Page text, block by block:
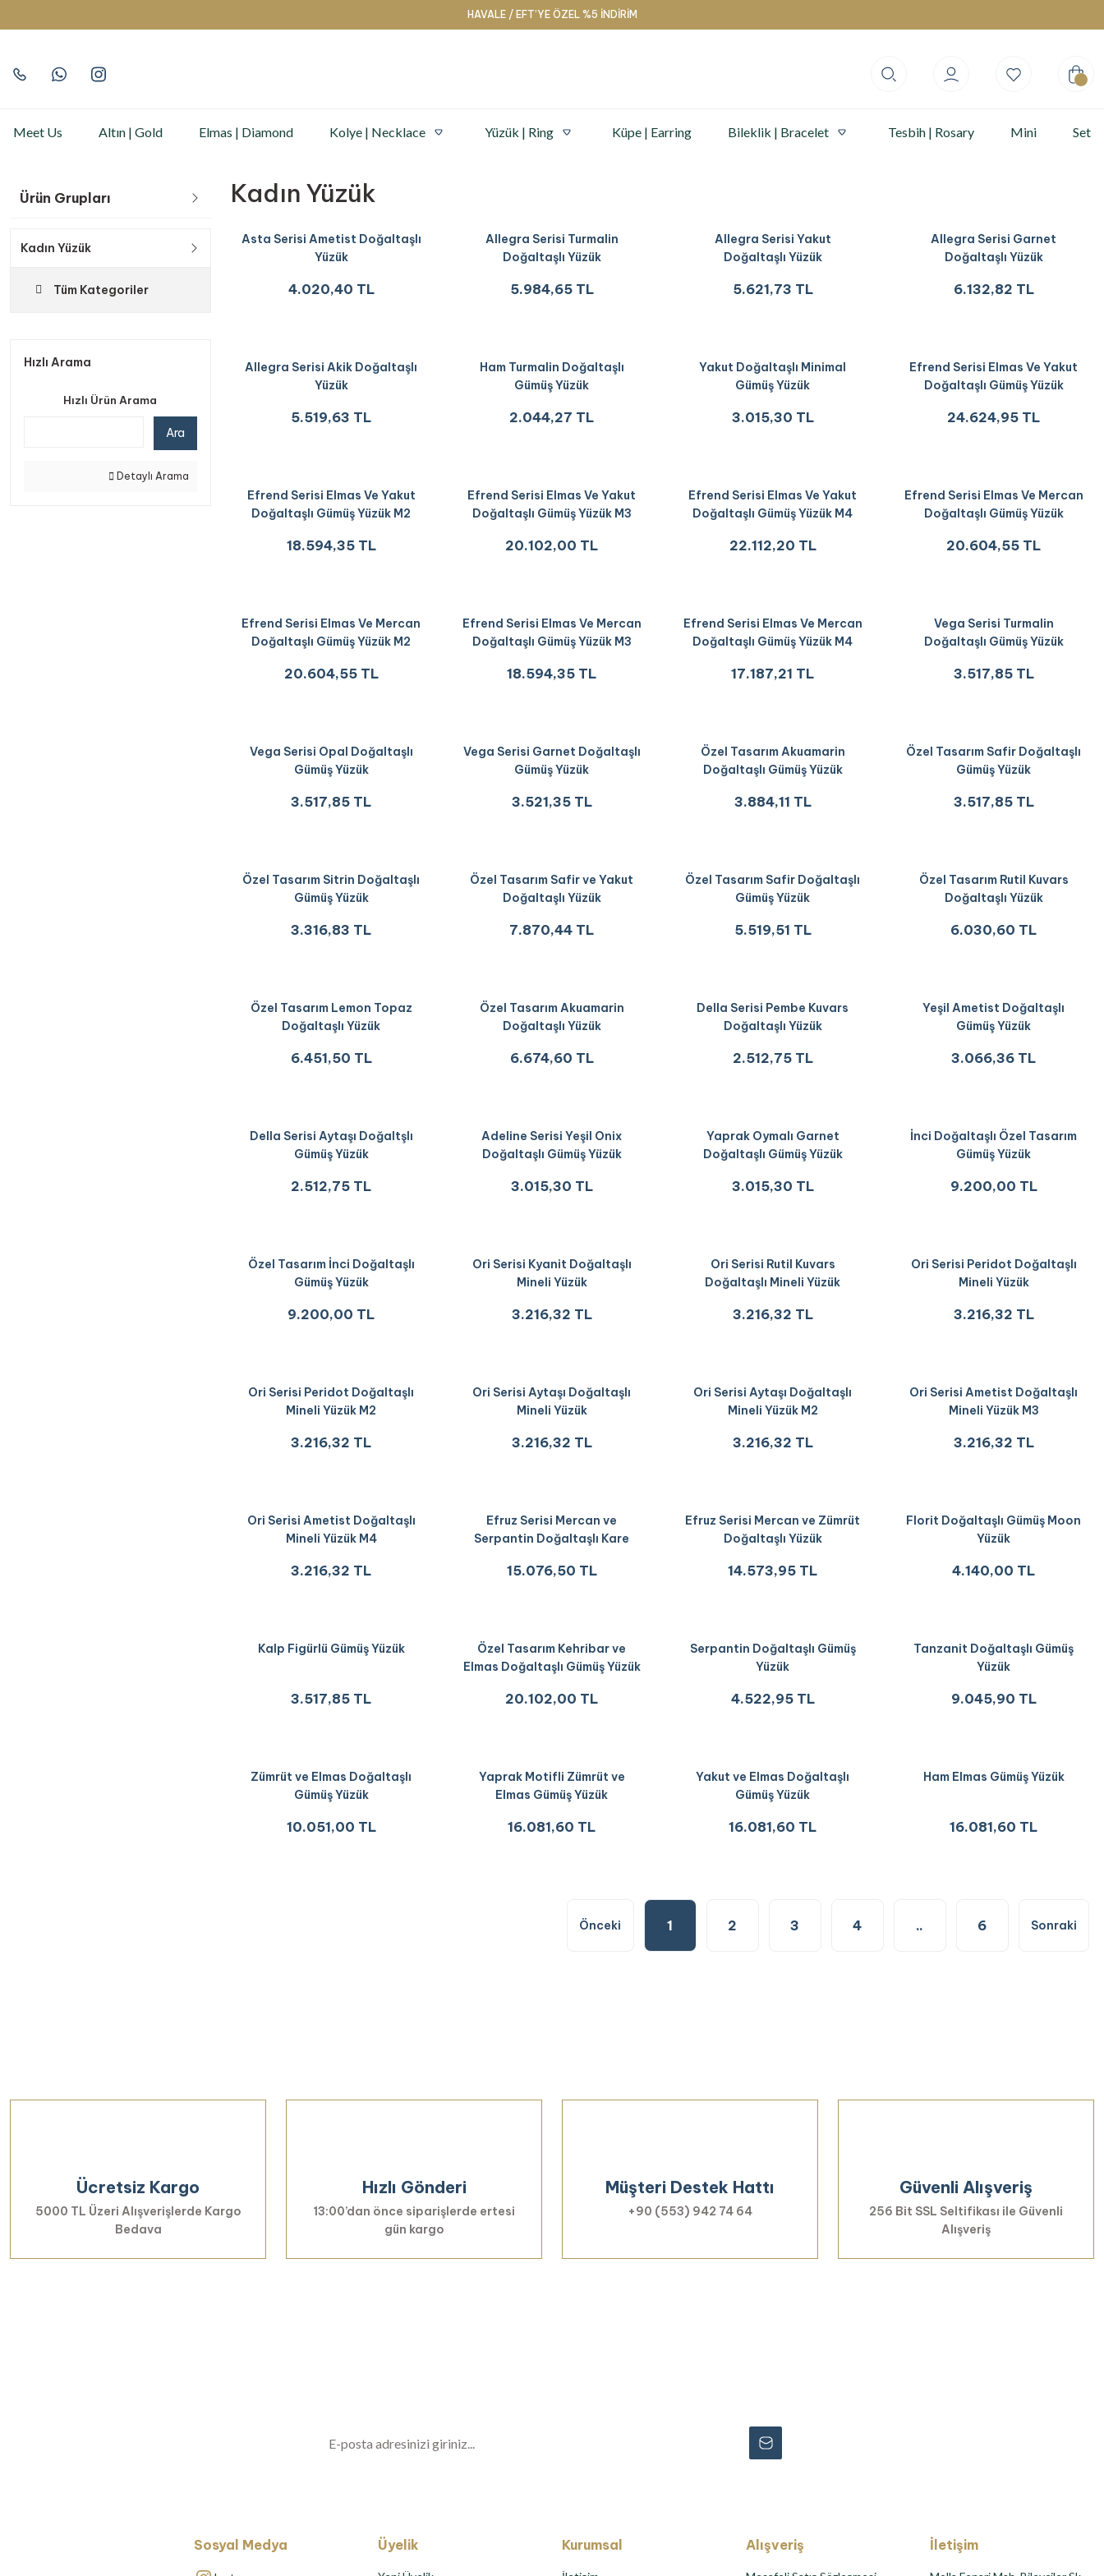
HAVALE / EFT’YE ÖZEL %5 İNDİRİM
Meet Us Altın | Gold Elmas | Diamond Kolye | Necklace Yüzük | Ring Küpe | Earring Bileklik | Bracelet Tesbih | Rosary Mini Set
Ürün Grupları
Kadın Yüzük
Tüm Kategoriler
Hızlı Arama
Hızlı Ürün Arama
Ara
Detaylı Arama
Kadın Yüzük
Asta Serisi Ametist Doğaltaşlı
Yüzük
4.020,40 TL
Allegra Serisi Turmalin
Doğaltaşlı Yüzük
5.984,65 TL
Allegra Serisi Yakut
Doğaltaşlı Yüzük
5.621,73 TL
Allegra Serisi Garnet
Doğaltaşlı Yüzük
6.132,82 TL
Allegra Serisi Akik Doğaltaşlı
Yüzük
5.519,63 TL
Ham Turmalin Doğaltaşlı
Gümüş Yüzük
2.044,27 TL
Yakut Doğaltaşlı Minimal
Gümüş Yüzük
3.015,30 TL
Efrend Serisi Elmas Ve Yakut
Doğaltaşlı Gümüş Yüzük
24.624,95 TL
Efrend Serisi Elmas Ve Yakut
Doğaltaşlı Gümüş Yüzük M2
18.594,35 TL
Efrend Serisi Elmas Ve Yakut
Doğaltaşlı Gümüş Yüzük M3
20.102,00 TL
Efrend Serisi Elmas Ve Yakut
Doğaltaşlı Gümüş Yüzük M4
22.112,20 TL
Efrend Serisi Elmas Ve Mercan
Doğaltaşlı Gümüş Yüzük
20.604,55 TL
Efrend Serisi Elmas Ve Mercan
Doğaltaşlı Gümüş Yüzük M2
20.604,55 TL
Efrend Serisi Elmas Ve Mercan
Doğaltaşlı Gümüş Yüzük M3
18.594,35 TL
Efrend Serisi Elmas Ve Mercan
Doğaltaşlı Gümüş Yüzük M4
17.187,21 TL
Vega Serisi Turmalin
Doğaltaşlı Gümüş Yüzük
3.517,85 TL
Vega Serisi Opal Doğaltaşlı
Gümüş Yüzük
3.517,85 TL
Vega Serisi Garnet Doğaltaşlı
Gümüş Yüzük
3.521,35 TL
Özel Tasarım Akuamarin
Doğaltaşlı Gümüş Yüzük
3.884,11 TL
Özel Tasarım Safir Doğaltaşlı
Gümüş Yüzük
3.517,85 TL
Özel Tasarım Sitrin Doğaltaşlı
Gümüş Yüzük
3.316,83 TL
Özel Tasarım Safir ve Yakut
Doğaltaşlı Yüzük
7.870,44 TL
Özel Tasarım Safir Doğaltaşlı
Gümüş Yüzük
5.519,51 TL
Özel Tasarım Rutil Kuvars
Doğaltaşlı Yüzük
6.030,60 TL
Özel Tasarım Lemon Topaz
Doğaltaşlı Yüzük
6.451,50 TL
Özel Tasarım Akuamarin
Doğaltaşlı Yüzük
6.674,60 TL
Della Serisi Pembe Kuvars
Doğaltaşlı Yüzük
2.512,75 TL
Yeşil Ametist Doğaltaşlı
Gümüş Yüzük
3.066,36 TL
Della Serisi Aytaşı Doğaltşlı
Gümüş Yüzük
2.512,75 TL
Adeline Serisi Yeşil Onix
Doğaltaşlı Gümüş Yüzük
3.015,30 TL
Yaprak Oymalı Garnet
Doğaltaşlı Gümüş Yüzük
3.015,30 TL
İnci Doğaltaşlı Özel Tasarım
Gümüş Yüzük
9.200,00 TL
Özel Tasarım İnci Doğaltaşlı
Gümüş Yüzük
9.200,00 TL
Ori Serisi Kyanit Doğaltaşlı
Mineli Yüzük
3.216,32 TL
Ori Serisi Rutil Kuvars
Doğaltaşlı Mineli Yüzük
3.216,32 TL
Ori Serisi Peridot Doğaltaşlı
Mineli Yüzük
3.216,32 TL
Ori Serisi Peridot Doğaltaşlı
Mineli Yüzük M2
3.216,32 TL
Ori Serisi Aytaşı Doğaltaşlı
Mineli Yüzük
3.216,32 TL
Ori Serisi Aytaşı Doğaltaşlı
Mineli Yüzük M2
3.216,32 TL
Ori Serisi Ametist Doğaltaşlı
Mineli Yüzük M3
3.216,32 TL
Ori Serisi Ametist Doğaltaşlı
Mineli Yüzük M4
3.216,32 TL
Efruz Serisi Mercan ve
Serpantin Doğaltaşlı Kare
15.076,50 TL
Efruz Serisi Mercan ve Zümrüt
Doğaltaşlı Yüzük
14.573,95 TL
Florit Doğaltaşlı Gümüş Moon
Yüzük
4.140,00 TL
Kalp Figürlü Gümüş Yüzük
3.517,85 TL
Özel Tasarım Kehribar ve
Elmas Doğaltaşlı Gümüş Yüzük
20.102,00 TL
Serpantin Doğaltaşlı Gümüş
Yüzük
4.522,95 TL
Tanzanit Doğaltaşlı Gümüş
Yüzük
9.045,90 TL
Zümrüt ve Elmas Doğaltaşlı
Gümüş Yüzük
10.051,00 TL
Yaprak Motifli Zümrüt ve
Elmas Gümüş Yüzük
16.081,60 TL
Yakut ve Elmas Doğaltaşlı
Gümüş Yüzük
16.081,60 TL
Ham Elmas Gümüş Yüzük
16.081,60 TL
1 2 3 4 .. 6
Ücretsiz Kargo
5000 TL Üzeri Alışverişlerde Kargo
Bedava
Hızlı Gönderi
13:00’dan önce siparişlerde ertesi
gün kargo
Müşteri Destek Hattı
+90 (553) 942 74 64
Güvenli Alışveriş
256 Bit SSL Seltifikası ile Güvenli
Alışveriş
Sosyal Medya Üyelik Kurumsal Alışveriş İletişim